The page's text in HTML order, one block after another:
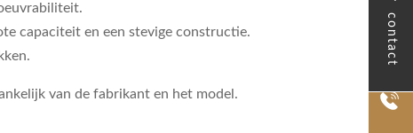
contact
capaciteit en een stevige constructie.
van de fabrikant en het model.